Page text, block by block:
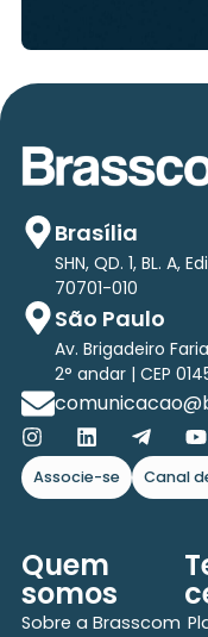
Brasília
SHN, QD. 1, BL. A,
70701-010
São Paulo
Av. Brigadeiro
2° andar | CEP
Associe-se Canal
Quem
somos
Sobre a Brasscom